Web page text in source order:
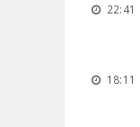
22:41
18:11